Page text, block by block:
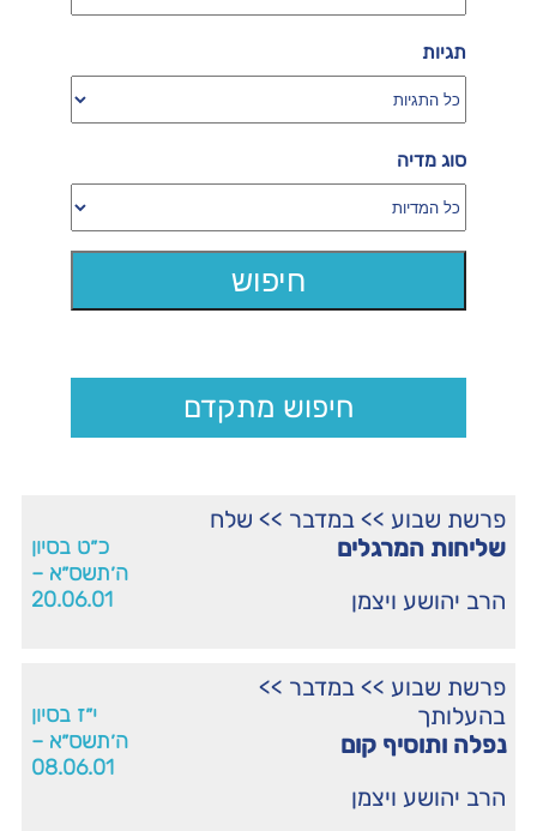
פרשת שבוע >> במדבר >> שלח
שליחות המרגלים
הרב יהושע ויצמן
כ״ט בסיון
ה׳תשס״א –
20.06.01
פרשת שבוע >> במדבר >>
בהעלותך
נפלה ותוסיף קום
הרב יהושע ויצמן
י״ז בסיון
ה׳תשס״א –
08.06.01
תגיות
סוג מדיה
חיפוש מתקדם